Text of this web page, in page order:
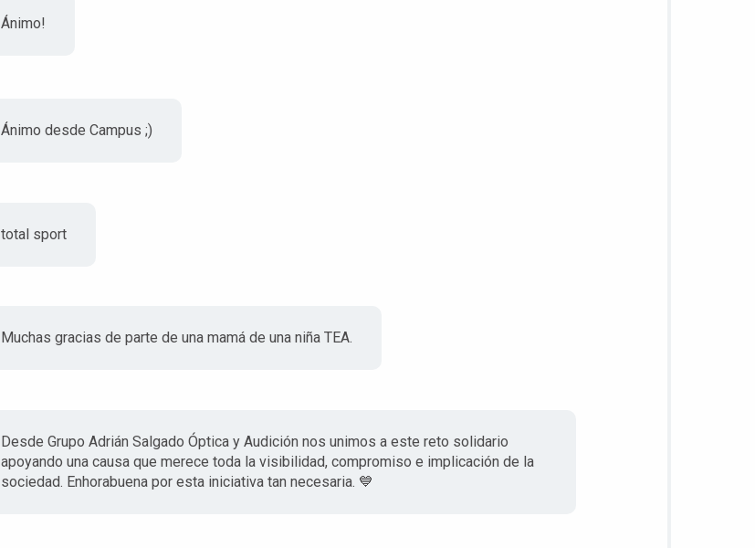
Ánimo!
Ánimo desde Campus ;)
total sport
Muchas gracias de parte de una mamá de una niña TEA.
Desde Grupo Adrián Salgado Óptica y Audición nos unimos a este reto solidario
apoyando una causa que merece toda la visibilidad, compromiso e implicación de la
sociedad. Enhorabuena por esta iniciativa tan necesaria. 💙